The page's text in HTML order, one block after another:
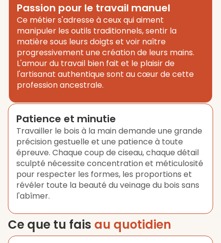
Passion pour le travail manuel
Ce métier s'adresse à ceux qui aiment
manipuler les outils traditionnels, sentir la
matière sous leurs doigts et voir naître
progressivement une création de leurs mains.
L'amour du travail bien fait et le plaisir de
l'artisanat authentique sont au cœur de cette
profession ancestrale.
Patience et minutie
Travailler le bois à la main demande une grande
précision gestuelle et une patience à toute
épreuve. Chaque coup de ciseau, chaque détail
sculpté nécessite concentration et méticulosité
pour respecter les formes, les proportions et
révéler toute la beauté du veinage du bois sans
l'abîmer.
Ce que tu fais au quotidien